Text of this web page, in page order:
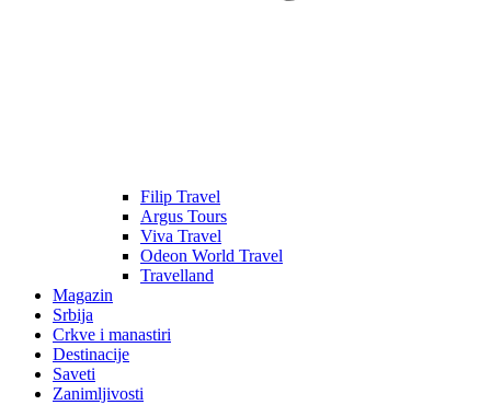
Filip Travel
Argus Tours
Viva Travel
Odeon World Travel
Travelland
Magazin
Srbija
Crkve i manastiri
Destinacije
Saveti
Zanimljivosti